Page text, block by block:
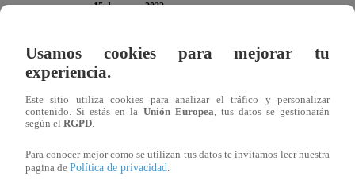
15 de marzo 2022
BOGOTÁ, 15 mar (Reuters) – El presidente de
proyecto destinado a apoyar la seguridad alimentaria y
Según el Grupo Consultivo para la Investigación
de alimentos y la caída de la producción de cultivos en
Usamos cookies para mejorar tu
experiencia.
Este sitio utiliza cookies para analizar el tráfico y personalizar
contenido. Si estás en la Unión Europea, tus datos se gestionarán
según el RGPD.
Para conocer mejor como se utilizan tus datos te invitamos leer nuestra
pagina de Política de privacidad.